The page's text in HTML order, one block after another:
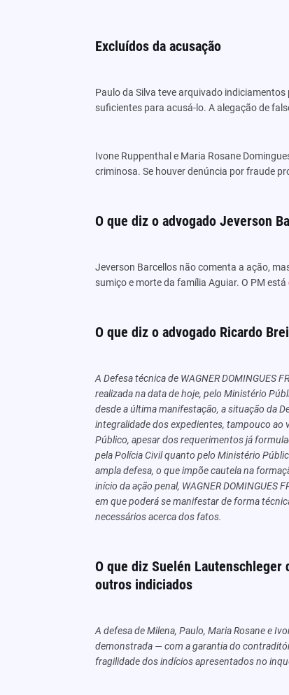
Excluídos da acusação
Paulo da Silva teve arquivado
suficientes para acusá-lo. A alegação de
Ivone Ruppenthal e Maria Rosane
criminosa. Se houver denúncia por fraude
O que diz o advogado Jeverson
Jeverson Barcellos não comenta a ação,
sumiço e morte da família Aguiar. O PM está
O que diz o advogado Ricardo
A Defesa técnica de WAGNER DOMINGUES
realizada na data de hoje, pelo Ministério
desde a última manifestação, a situação da
integralidade dos expedientes, tampouco
Público, apesar dos requerimentos já
pela Polícia Civil quanto pelo Ministério
ampla defesa, o que impõe cautela na
início da ação penal, WAGNER DOMINGUES
em que poderá se manifestar de forma
necessários acerca dos fatos.
O que diz Suelén
outros indiciados
A defesa de Milena, Paulo, Maria Rosane e
demonstrada — com a garantia do
fragilidade dos indícios apresentados no